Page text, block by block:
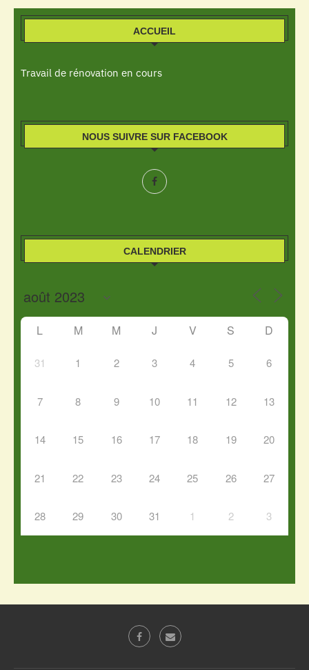
ACCUEIL
Travail de rénovation en cours
NOUS SUIVRE SUR FACEBOOK
CALENDRIER
L M M J V S D
31 1 2 3 4 5 6
7 8 9 10 11 12 13
14 15 16 17 18 19 20
21 22 23 24 25 26 27
28 29 30 31 1 2 3